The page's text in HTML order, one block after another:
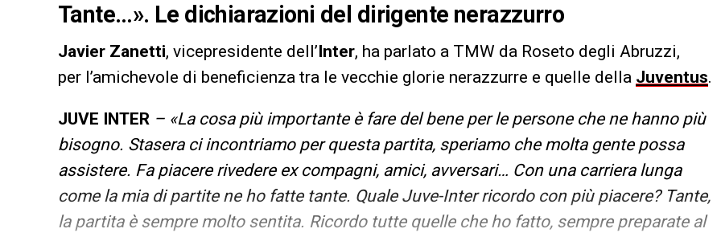
Tante…». Le dichiarazioni del dirigente nerazzurro
Javier Zanetti, vicepresidente dell’Inter, ha parlato a TMW da Roseto degli Abruzzi,
per l’amichevole di beneficienza tra le vecchie glorie nerazzurre e quelle della Juventus.
JUVE INTER – «La cosa più importante è fare del bene per le persone che ne hanno più
bisogno. Stasera ci incontriamo per questa partita, speriamo che molta gente possa
assistere. Fa piacere rivedere ex compagni, amici, avversari… Con una carriera lunga
come la mia di partite ne ho fatte tante. Quale Juve-Inter ricordo con più piacere? Tante,
la partita è sempre molto sentita. Ricordo tutte quelle che ho fatto, sempre preparate al